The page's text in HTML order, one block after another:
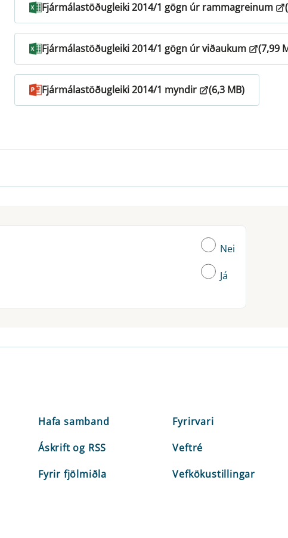
Fjármálastöðugleiki 2014/1 gögn úr rammagreinum
Fjármálastöðugleiki 2014/1 gögn úr viðaukum (7,99
Fjármálastöðugleiki 2014/1 myndir (6,3 MB)
Nei
Já
Hafa samband
Áskrift og RSS
Fyrir fjölmiðla
Fyrirvari
Veftré
Vefkökustillingar